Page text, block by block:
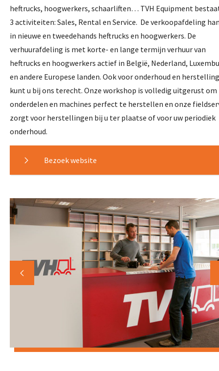
heftrucks, hoogwerkers, schaarliften… TVH Equipment
3 activiteiten: Sales, Rental en Service. De verkoopafdeling
in nieuwe en tweedehands heftrucks en hoogwerkers. De
verhuurafdeling is met korte- en lange termijn verhuur van
heftrucks en hoogwerkers actief in België, Nederland,
en andere Europese landen. Ook voor onderhoud en
kunt u bij ons terecht. Onze workshop is volledig uitgerust om
onderdelen en machines perfect te herstellen en onze
zorgt voor herstellingen bij u ter plaatse of voor uw periodiek
onderhoud.
Bezoek website